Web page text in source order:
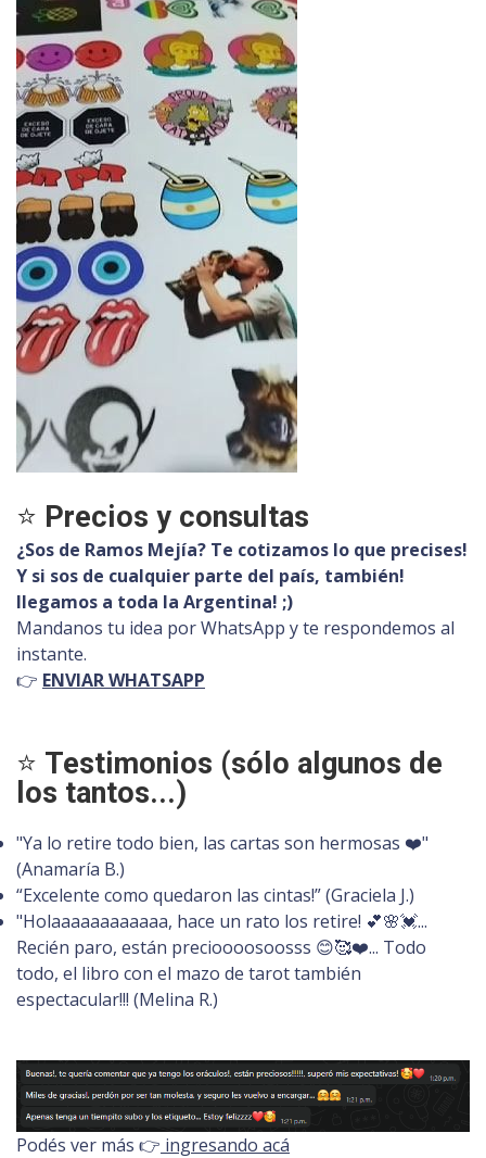
⭐ Precios y consultas
¿Sos de Ramos Mejía? Te cotizamos lo que precises!
Y si sos de cualquier parte del país, también!
llegamos a toda la Argentina! ;)
Mandanos tu idea por WhatsApp y te respondemos al
instante.
👉 ENVIAR WHATSAPP
⭐ Testimonios (sólo algunos de
los tantos...)
"Ya lo retire todo bien, las cartas son hermosas ❤️"
(Anamaría B.)
“Excelente como quedaron las cintas!” (Graciela J.)
"Holaaaaaaaaaaaa, hace un rato los retire! 💕🌸💓...
Recién paro, están precioooosoosss 😊🥰❤️... Todo
todo, el libro con el mazo de tarot también
espectacular!!! (Melina R.)
Podés ver más 👉 ingresando acá